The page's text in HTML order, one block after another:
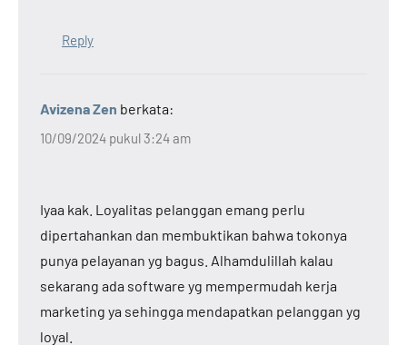
Reply
Avizena Zen berkata:
10/09/2024 pukul 3:24 am
Iyaa kak. Loyalitas pelanggan emang perlu
dipertahankan dan membuktikan bahwa tokonya
punya pelayanan yg bagus. Alhamdulillah kalau
sekarang ada software yg mempermudah kerja
marketing ya sehingga mendapatkan pelanggan yg
loyal.